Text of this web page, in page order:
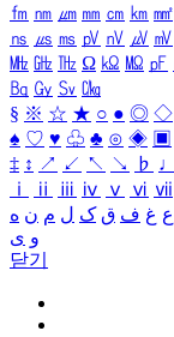
㎙ ㎚ ㎛ ㎜ ㎝ ㎞ ㎟
㎱ ㎲ ㎳ ㎴ ㎵ ㎶ ㎷
㎒ ㎓ ㎔ Ω ㏀ ㏁ ㎊
㏃ ㏉ ㏜ ㏆
§ ※ ☆ ★ ○ ● ◎ ◇
♠ ♡ ♥ ♧ ♣ ⊙ ◈ ▣
‡ ↕ ↗ ↙ ↖ ↘ ♭ ♩
ⅰ
ⅱ ⅲ ⅳ ⅴ ⅵ ⅶ
ع غ ف ق ک ل م ن ه
و ی
닫기